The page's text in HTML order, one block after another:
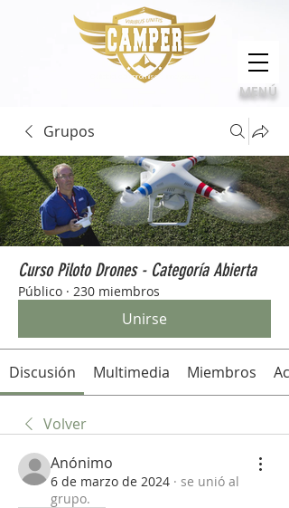
Calidad, compromiso e innovación
MENÚ
Grupos
Curso Piloto Drones - Categoría Abierta
Público · 230 miembros
Unirse
Discusión Multimedia Miembros
Volver
Anónimo
6 de marzo de 2024 · se unió al
grupo.